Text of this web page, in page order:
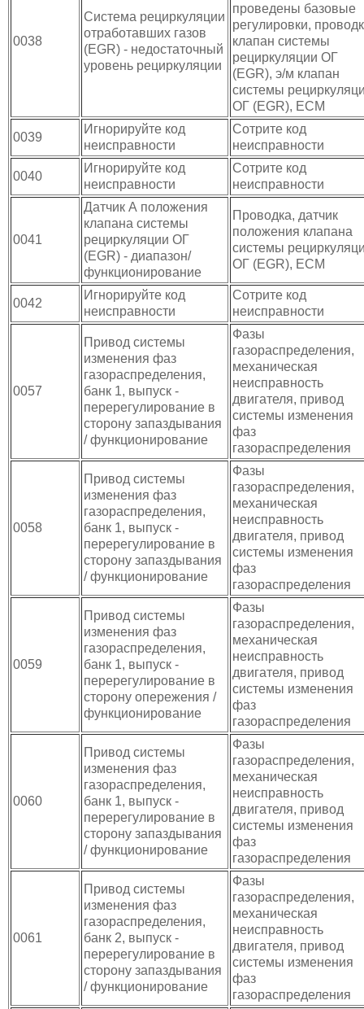
0038
Система рециркуляции
отработавших газов
(EGR) - недостаточный
уровень рециркуляции
проведены базовые
регулировки,
клапан системы
рециркуляции ОГ
(EGR), э/м клапан
системы
ОГ (EGR), ECM
0039
Игнорируйте код
неисправности
Сотрите код
неисправности
0040
Игнорируйте код
неисправности
Сотрите код
неисправности
0041
Датчик А положения
клапана системы
рециркуляции ОГ
(EGR) - диапазон/
функционирование
Проводка, датчик
положения клапана
системы
ОГ (EGR), ЕСМ
0042
Игнорируйте код
неисправности
Сотрите код
неисправности
0057
Привод системы
изменения фаз
газораспределения,
банк 1, выпуск -
перерегулирование в
сторону запаздывания
/ функционирование
Фазы
газораспределения,
механическая
неисправность
двигателя, привод
системы изменения
фаз
газораспределения
0058
Привод системы
изменения фаз
газораспределения,
банк 1, выпуск -
перерегулирование в
сторону запаздывания
/ функционирование
Фазы
газораспределения,
механическая
неисправность
двигателя, привод
системы изменения
фаз
газораспределения
0059
Привод системы
изменения фаз
газораспределения,
банк 1, выпуск -
перерегулирование в
сторону опережения /
функционирование
Фазы
газораспределения,
механическая
неисправность
двигателя, привод
системы изменения
фаз
газораспределения
0060
Привод системы
изменения фаз
газораспределения,
банк 1, выпуск -
перерегулирование в
сторону запаздывания
/ функционирование
Фазы
газораспределения,
механическая
неисправность
двигателя, привод
системы изменения
фаз
газораспределения
0061
Привод системы
изменения фаз
газораспределения,
банк 2, выпуск -
перерегулирование в
сторону запаздывания
/ функционирование
Фазы
газораспределения,
механическая
неисправность
двигателя, привод
системы изменения
фаз
газораспределения